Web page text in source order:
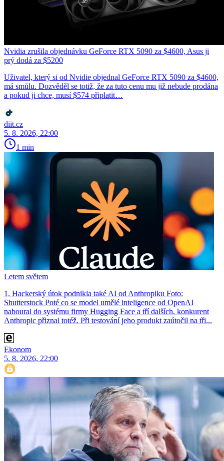
Nvidia zrušila objednávku GeForce RTX 5090 za $4600, Asus ji
prý dodá za $5200
Uživatel, který si od Nvidie objednal GeForce RTX 5090 za $4600,
má smůlu. Dozvěděl se totiž, že za tuto cenu mu již nebude prodána
a pokud ji chce, musí $574 připlatit…
diit.cz
5. 8. 2026, 22:00
1 min
Letem světem
1. Hackerský útok podnikla také AI od Anthropiku Foto:
Shutterstock Poté co se model umělé inteligence od OpenAI
naboural do systému firmy Hugging Face a tří dalších, konkurent
Anthro­pic přiznal totéž. Při testování jeho produkt zaútočil na tři...
Ekonom
5. 8. 2026, 22:00